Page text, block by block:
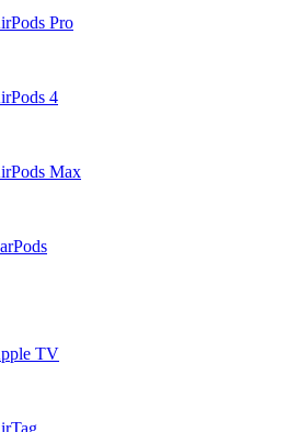
Pro
4
Max
TV